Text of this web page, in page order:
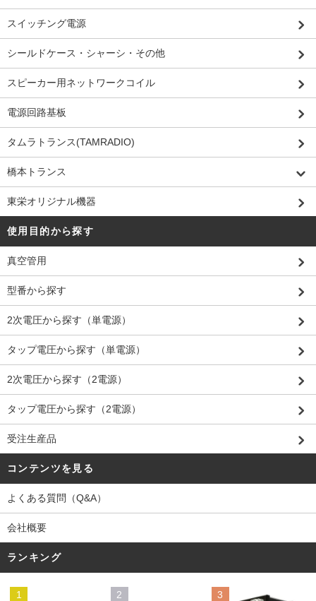
スイッチング電源
シールドケース・シャーシ・その他
スピーカー用ネットワークコイル
電源回路基板
タムラトランス(TAMRADIO)
橋本トランス
東栄オリジナル機器
使用目的から探す
真空管用
型番から探す
2次電圧から探す（単電源）
タップ電圧から探す（単電源）
2次電圧から探す（2電源）
タップ電圧から探す（2電源）
受注生産品
コンテンツを見る
よくある質問（Q&A）
会社概要
ランキング
1 2 3